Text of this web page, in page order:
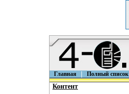
Главная Полный список
Контент